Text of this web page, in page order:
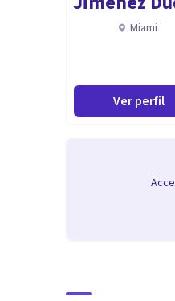
Miami
Ver perfil